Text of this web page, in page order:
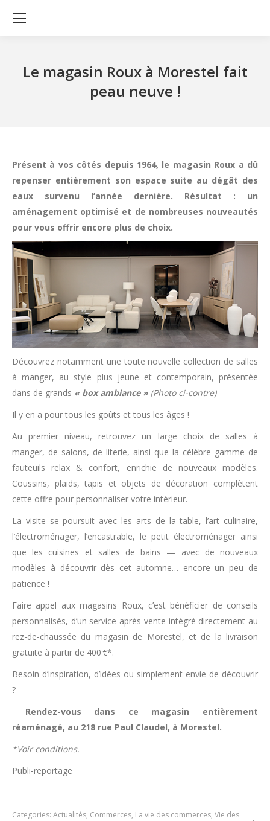
Le magasin Roux à Morestel fait
peau neuve !
Présent à vos côtés depuis 1964, le magasin Roux a dû
repenser entièrement son espace suite au dégât des
eaux survenu l’année dernière. Résultat : un
aménagement optimisé et de nombreuses nouveautés
pour vous offrir encore plus de choix.
Découvrez notamment une toute nouvelle collection de salles
à manger, au style plus jeune et contemporain, présentée
dans de grands « box ambiance » (Photo ci-contre)
Il y en a pour tous les goûts et tous les âges !
Au premier niveau, retrouvez un large choix de salles à
manger, de salons, de literie, ainsi que la célèbre gamme de
fauteuils relax & confort, enrichie de nouveaux modèles.
Coussins, plaids, tapis et objets de décoration complètent
cette offre pour personnaliser votre intérieur.
La visite se poursuit avec les arts de la table, l’art culinaire,
l’électroménager, l’encastrable, le petit électroménager ainsi
que les cuisines et salles de bains — avec de nouveaux
modèles à découvrir dès cet automne… encore un peu de
patience !
Faire appel aux magasins Roux, c’est bénéficier de conseils
personnalisés, d’un service après-vente intégré directement au
rez-de-chaussée du magasin de Morestel, et de la livraison
gratuite à partir de 400 €*.
Besoin d’inspiration, d’idées ou simplement envie de découvrir
?
Rendez-vous dans ce magasin entièrement
réaménagé, au 218 rue Paul Claudel, à Morestel.
*Voir conditions.
Publi-reportage
Categories: Actualités, Commerces, La vie des commerces, Vie des